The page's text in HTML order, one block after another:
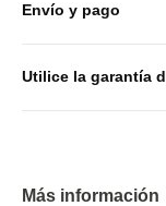
Envío y pago
Utilice la garantía
Más información